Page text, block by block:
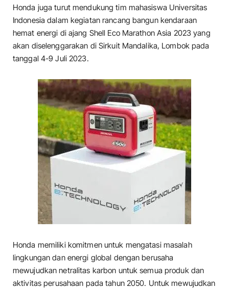
Honda juga turut mendukung tim mahasiswa Universitas
Indonesia dalam kegiatan rancang bangun kendaraan
hemat energi di ajang Shell Eco Marathon Asia 2023 yang
akan diselenggarakan di Sirkuit Mandalika, Lombok pada
tanggal 4-9 Juli 2023.
Honda memiliki komitmen untuk mengatasi masalah
lingkungan dan energi global dengan berusaha
mewujudkan netralitas karbon untuk semua produk dan
aktivitas perusahaan pada tahun 2050. Untuk mewujudkan